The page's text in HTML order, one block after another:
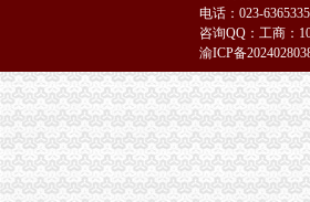
6家支付机构牌照被注销行业步入存量洗牌期-
工商动态
全市代理注销分公司区县局信用信息化岗位大
高新区局围绕“三项重点工作、两项突破工作”
国家工商总局市重庆注销税务场司领导到观音
万州局重庆分公司注销全力服务地方经济
沙坪坝局“五加”重庆分公司注销措施化网吧管理
电话：023-
咨询QQ：工商：
渝ICP备